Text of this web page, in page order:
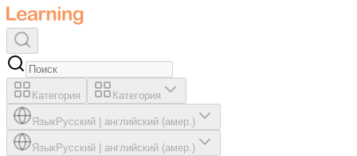
Категория Категория
ЯзыкРусский английский (амер.)
ЯзыкРусский английский (амер.)